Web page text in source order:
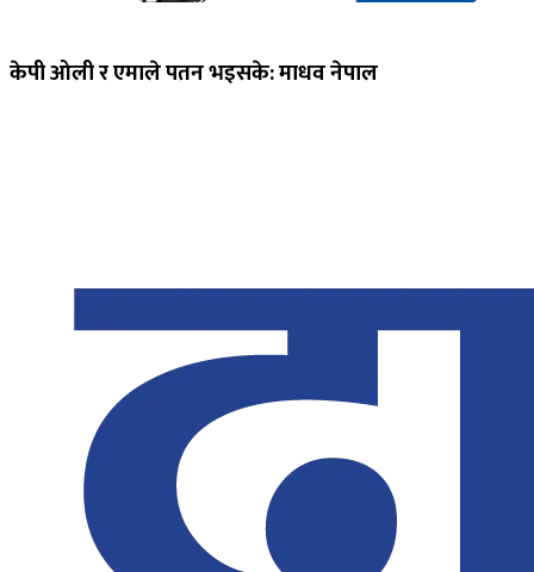
केपी ओली र एमाले पतन भइसके: माधव नेपाल